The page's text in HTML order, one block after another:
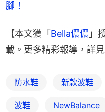
腳！
【本文獲「 Bella儂儂 」
載。更多精彩報導，詳
防水鞋 新款波鞋
波鞋 NewBalance